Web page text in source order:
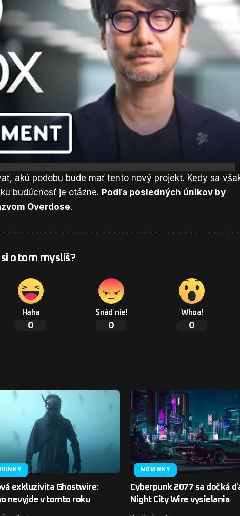
akú podobu bude mať tento nový projekt. Kedy sa
budúcnosť je otázne. Podľa posledných únikov by
Overdose.
si o tom myslíš?
Haha
0
Snáď nie!
0
Whoa!
0
exkluzivita Ghostwire:
nevyjde v tomto roku
NOVINKY
Cyberpunk 2077 sa dočká
Night City Wire vysielania